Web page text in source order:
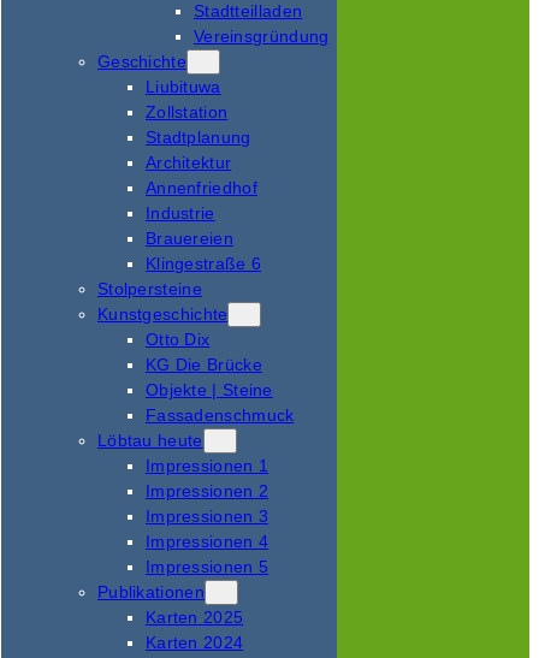
Stadtteilladen
Vereinsgründung
Geschichte
Liubituwa
Zollstation
Stadtplanung
Architektur
Annenfriedhof
Industrie
Brauereien
Klingestraße 6
Stolpersteine
Kunstgeschichte
Otto Dix
KG Die Brücke
Objekte | Steine
Fassadenschmuck
Löbtau heute
Impressionen 1
Impressionen 2
Impressionen 3
Impressionen 4
Impressionen 5
Publikationen
Karten 2025
Karten 2024